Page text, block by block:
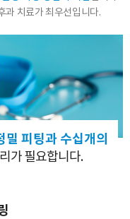
과 치료가 최우선입니다.
밀 피팅과 수십개의
가 필요합니다.